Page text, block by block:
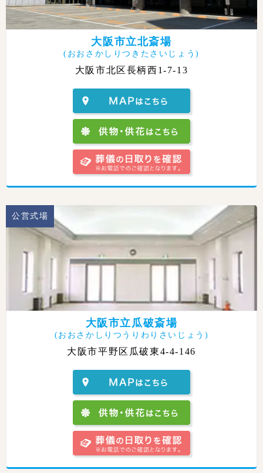
大阪市立北斎場
(おおさかしりつきたさいじょう)
大阪市北区長柄西1-7-13
公営式場
大阪市立瓜破斎場
(おおさかしりつうりわりさいじょう)
大阪市平野区瓜破東4-4-146